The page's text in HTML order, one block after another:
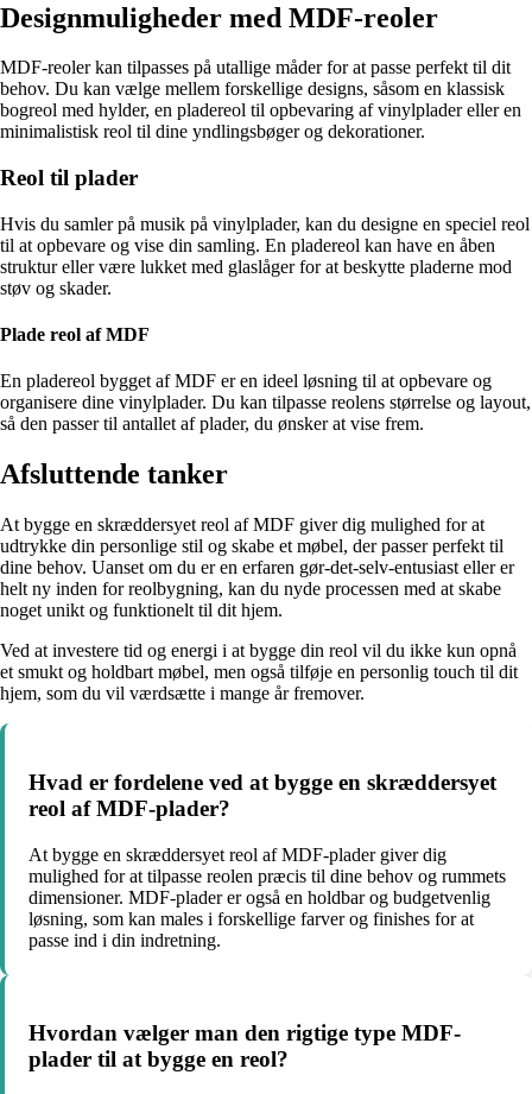
Designmuligheder med MDF-reoler
MDF-reoler kan tilpasses på utallige måder for at passe perfekt til dit
behov. Du kan vælge mellem forskellige designs, såsom en klassisk
bogreol med hylder, en pladereol til opbevaring af vinylplader eller en
minimalistisk reol til dine yndlingsbøger og dekorationer.
Reol til plader
Hvis du samler på musik på vinylplader, kan du designe en speciel reol
til at opbevare og vise din samling. En pladereol kan have en åben
struktur eller være lukket med glaslåger for at beskytte pladerne mod
støv og skader.
Plade reol af MDF
En pladereol bygget af MDF er en ideel løsning til at opbevare og
organisere dine vinylplader. Du kan tilpasse reolens størrelse og layout,
så den passer til antallet af plader, du ønsker at vise frem.
Afsluttende tanker
At bygge en skræddersyet reol af MDF giver dig mulighed for at
udtrykke din personlige stil og skabe et møbel, der passer perfekt til
dine behov. Uanset om du er en erfaren gør-det-selv-entusiast eller er
helt ny inden for reolbygning, kan du nyde processen med at skabe
noget unikt og funktionelt til dit hjem.
Ved at investere tid og energi i at bygge din reol vil du ikke kun opnå
et smukt og holdbart møbel, men også tilføje en personlig touch til dit
hjem, som du vil værdsætte i mange år fremover.
Hvad er fordelene ved at bygge en skræddersyet
reol af MDF-plader?
At bygge en skræddersyet reol af MDF-plader giver dig
mulighed for at tilpasse reolen præcis til dine behov og rummets
dimensioner. MDF-plader er også en holdbar og budgetvenlig
løsning, som kan males i forskellige farver og finishes for at
passe ind i din indretning.
Hvordan vælger man den rigtige type MDF-
plader til at bygge en reol?